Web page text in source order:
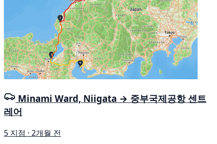
Minami Ward, Niigata → 중부국제공항 센트
레어
5 지점 · 2개월 전